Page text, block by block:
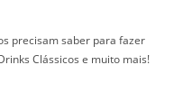
precisam saber para fazer
Clássicos e muito mais!